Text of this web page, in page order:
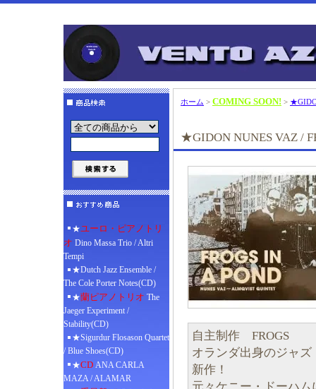
★ユーロ・ピアノトリ
オ Dino Massa Trio / Altri
Tempi
★Dutch Jazz Ensemble /
The Cole Porter Notes(CD)
★蘭ピアノトリオ The
Jaeger Experiment /
Stability(CD)
★Sigurdur Flosason Quartet
/ Blue Shoes(CD)
★CD ANA CARLA
MAZA / ALAMAR
ホーム > COMING SOON! >
★GIDON NUNES VAZ /
自主制作 FROGS
オランダ出身のジャ
新作！
元々ケニー・ドーハ